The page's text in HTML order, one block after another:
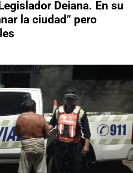
Deiana. En su
la ciudad” pero